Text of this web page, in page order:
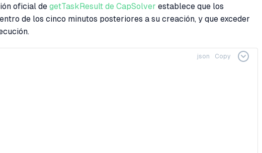
oficial de getTaskResult de CapSolver establece que los
de los cinco minutos posteriores a su creación, y que exceder
json Copy